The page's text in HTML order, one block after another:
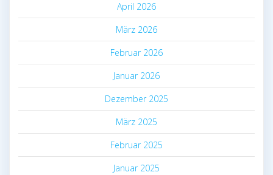
April 2026
März 2026
Februar 2026
Januar 2026
Dezember 2025
März 2025
Februar 2025
Januar 2025